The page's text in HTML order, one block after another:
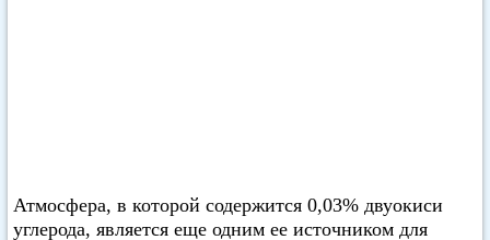
Атмосфера, в которой содержится 0,03% двуокиси
углерода, является еще одним ее источником для